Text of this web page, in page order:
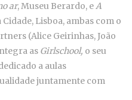
ar, Museu Berardo, eA
Cidade, Lisboa, ambas com o
(Alice Geirinhas, João
as Girlschool, o seu
a aulas
juntamente com